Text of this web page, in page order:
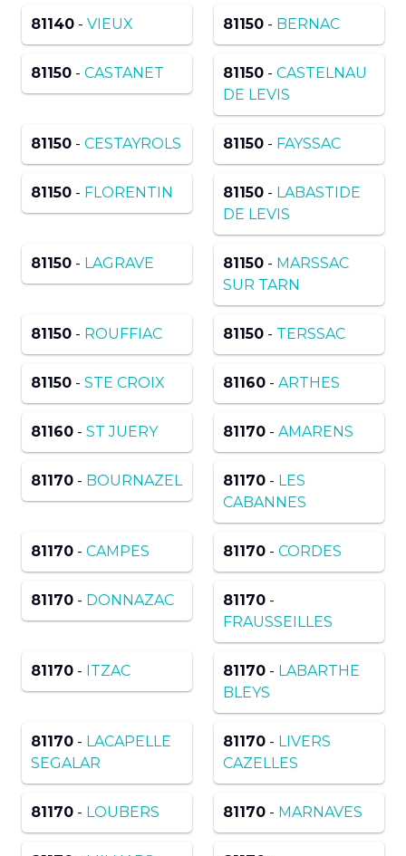
81140 - VIEUX 81150 - BERNAC
81150 - CASTANET 81150 - CASTELNAU
DE LEVIS
81150 - CESTAYROLS 81150 - FAYSSAC
81150 - FLORENTIN 81150 - LABASTIDE
DE LEVIS
81150 - LAGRAVE 81150 - MARSSAC
SUR TARN
81150 - ROUFFIAC 81150 - TERSSAC
81150 - STE CROIX 81160 - ARTHES
81160 - ST JUERY 81170 - AMARENS
81170 - BOURNAZEL 81170 - LES
CABANNES
81170 - CAMPES 81170 - CORDES
81170 - DONNAZAC 81170 -
FRAUSSEILLES
81170 - ITZAC 81170 - LABARTHE
BLEYS
81170 - LACAPELLE
SEGALAR
81170 - LIVERS
CAZELLES
81170 - LOUBERS 81170 - MARNAVES